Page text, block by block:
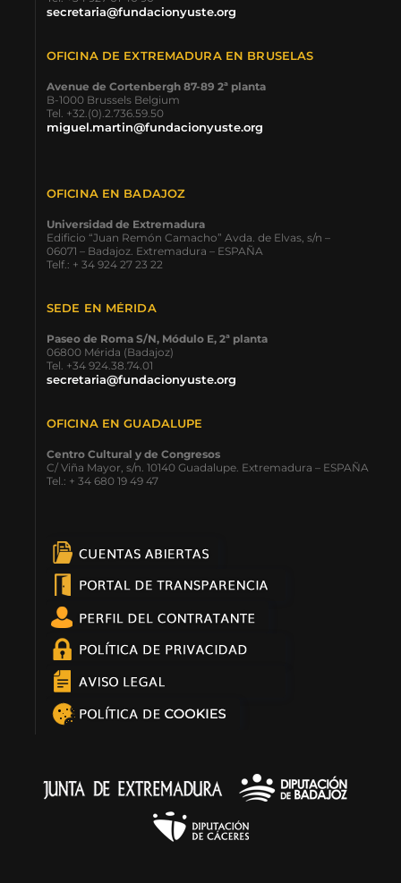
secretaria@fundacionyuste.org
OFICINA DE EXTREMADURA EN BRUSELAS
Avenue de Cortenbergh 87-89 2ª planta
B-1000 Brussels Belgium
Tel. +32.(0).2.736.59.50
miguel.martin@fundacionyuste.org
OFICINA EN BADAJOZ
Universidad de Extremadura
Edificio “Juan Remón Camacho” Avda. de Elvas, s/n –
06071 – Badajoz. Extremadura – ESPAÑA
Telf.: + 34 924 27 23 22
SEDE EN MÉRIDA
Paseo de Roma S/N, Módulo E, 2ª planta
06800 Mérida (Badajoz)
Tel. +34 924.38.74.01
secretaria@fundacionyuste.org
OFICINA EN GUADALUPE
Centro Cultural y de Congresos
C/ Viña Mayor, s/n. 10140 Guadalupe. Extremadura – ESPAÑA
Tel.: + 34 680 19 49 47